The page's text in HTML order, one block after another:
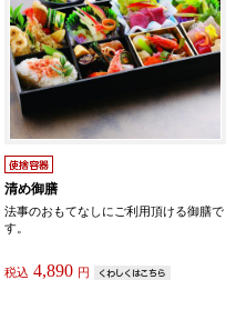
清め御膳
法事のおもてなしにご利用頂ける御膳で
す。
税込 4,890 円